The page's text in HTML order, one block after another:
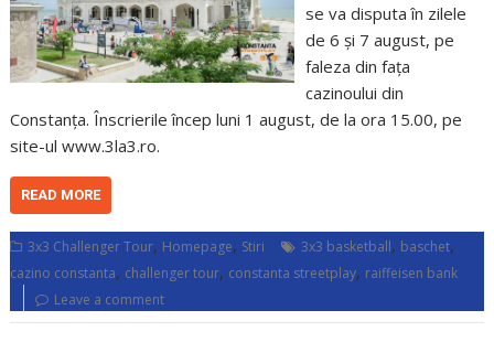
se va disputa în zilele
de 6 și 7 august, pe
faleza din fața
cazinoului din
Constanța. Înscrierile încep luni 1 august, de la ora 15.00, pe
site-ul www.3la3.ro.
READ MORE
3x3 Challenger Tour, Homepage, Stiri 3x3 basketball, baschet,
cazino constanta, challenger tour, constanta streetplay, raiffeisen bank
Leave a comment